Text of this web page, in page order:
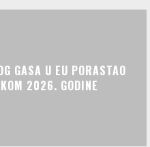
GASA U EU PORASTAO
2026. GODINE